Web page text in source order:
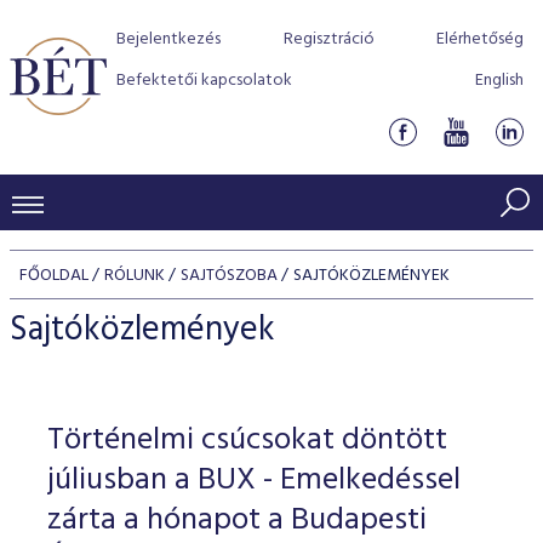
Bejelentkezés Regisztráció
Elérhetőség
Befektetői kapcsolatok
English
KERESKEDÉSI ADATOK
INDEXEK
Jelzáloglevél indexek
Vállalati kötvény indexek
Azonnali Piac
Részvények
Származékos piac
BEFEKTETŐK
Részvény szekció
Hitelpapír szekció
BÉT szabályzatok
Befektetővédelem
Alkalmazott díjstruktúra
Elszámolás
Részvény és vállalati kötvény tőzsdei bevezetését
program
BÉT Xtend - Részvénypiac egyszerűen
TŐZSDETAGOK
Tőzsdetagok, üzletkötők
VENDOROK
FŐOLDAL RÓLUNK SAJTÓSZOBA SAJTÓKÖZLEMÉNYEK
Sajtóközlemények
Történelmi csúcsokat döntött
júliusban a BUX - Emelkedéssel
zárta a hónapot a Budapesti